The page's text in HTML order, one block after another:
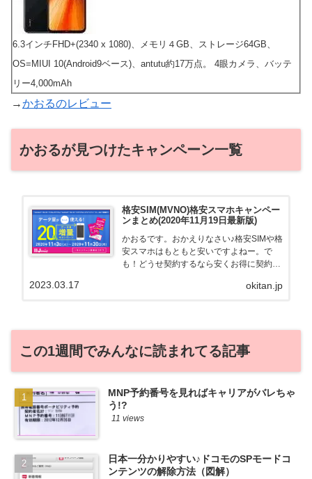
6.3インチFHD+(2340 x 1080)、メモリ４GB、ストレージ64GB、
OS=MIUI 10(Android9ベース)、antutu約17万点。 4眼カメラ、バッテ
リー4,000mAh
→かおるのレビュー
かおるが見つけたキャンペーン一覧
格安SIM(MVNO)格安スマホキャンペー
ンまとめ(2020年11月19日最新版)
かおるです。おかえりなさい♪格安SIMや格
安スマホはもともと安いですよねー。で
も！どうせ契約するなら安くお得に契約し
る自身も、そういう案件を常に狙ってます
okitan.jp
2023.03.17
この1週間でみんなに読まれてる記事
MNP予約番号を見ればキャリアがバレちゃ
う!?
11 views
日本一分かりやすい♪ドコモのSPモードコ
ンテンツの解除方法（図解）